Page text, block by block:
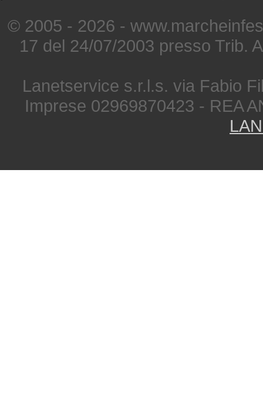
© 2005 - 2026 -
17 del 24/07/2003 presso Trib.
Lanetservice s.r.l.s. via Fabio
Imprese 02969870423 - REA